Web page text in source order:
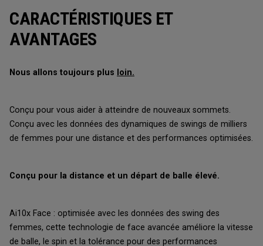
CARACTÉRISTIQUES ET
AVANTAGES
Nous allons toujours plus loin.
Conçu pour vous aider à atteindre de nouveaux sommets.
Conçu avec les données des dynamiques de swings de milliers
de femmes pour une distance et des performances optimisées.
Conçu pour la distance et un départ de balle élevé.
Ai10x Face : optimisée avec les données des swing des
femmes, cette technologie de face avancée améliore la vitesse
de balle, le spin et la tolérance pour des performances